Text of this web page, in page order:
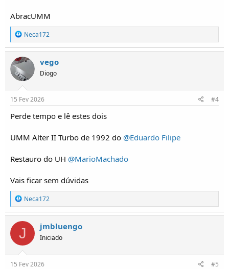
AbracUMM
R
e
a
ç
e
s
:
Neca172
vego
Diogo
15 Fev 2026 #4
Perde tempo e lê estes dois
UMM Alter II Turbo de 1992 do @Eduardo Filipe
Restauro do UH @MarioMachado
Vais ficar sem dúvidas
R
e
a
ç
õ
e
s
:
Neca172
J jmbluengo
Iniciado
15 Fev 2026 #5